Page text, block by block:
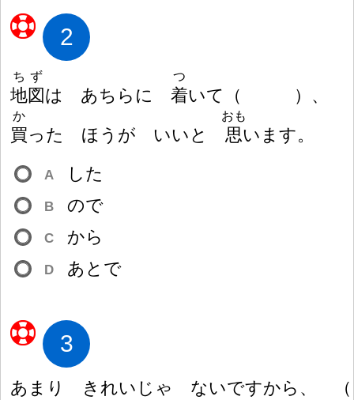
2
地図
ちず
は あちらに 着
つ
いて （ ） 、
買
か
った ほうが いいと 思
おも
います。
A した
B ので
C から
D あとで
3
あまり きれいじゃ ないですから、
（